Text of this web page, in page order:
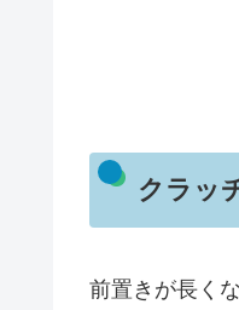
クラッ
前置きが長く